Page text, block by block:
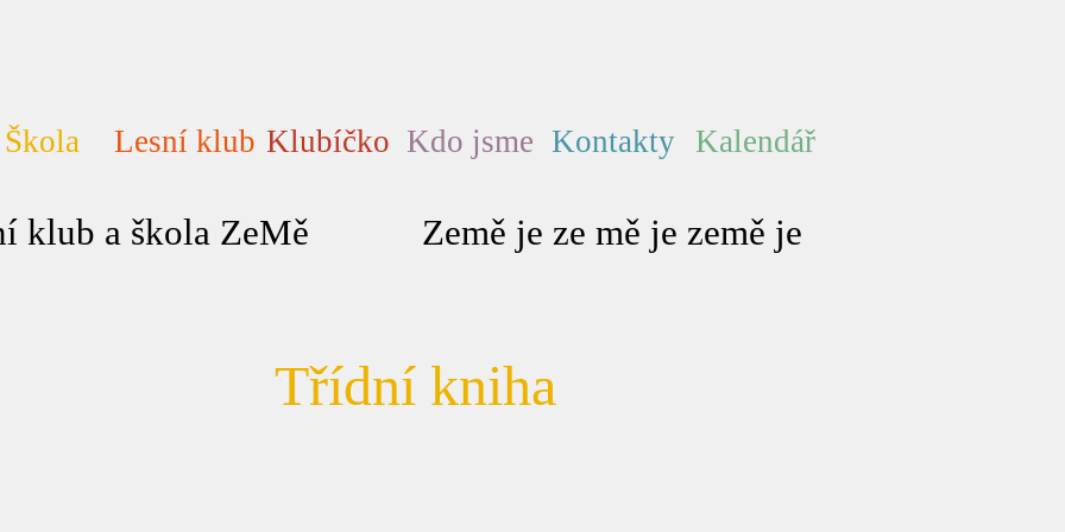
Škola Lesní klub Klubíčko Kdo jsme Kontakty Kalendář
klub a škola ZeMě Země je ze mě je země je
Třídní kniha